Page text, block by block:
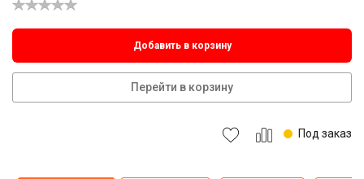
Добавить в корзину
Перейти в корзину
Под заказ